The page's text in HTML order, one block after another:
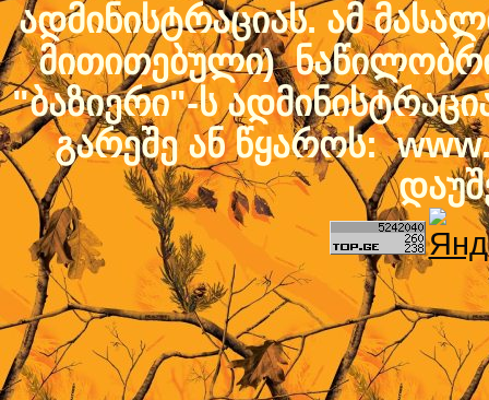
ადმინისტრაციას. ამ
მითითებული)
"ბაზიერი"-ს
გარეშე ან წყაროს: